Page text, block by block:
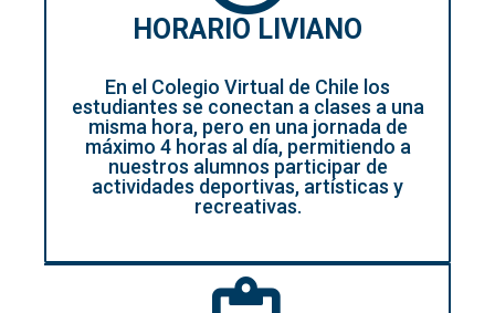
HORARIO LIVIANO
En el Colegio Virtual de Chile los
estudiantes se conectan a clases a una
misma hora, pero en una jornada de
máximo 4 horas al día, permitiendo a
nuestros alumnos participar de
actividades deportivas, artísticas y
recreativas.